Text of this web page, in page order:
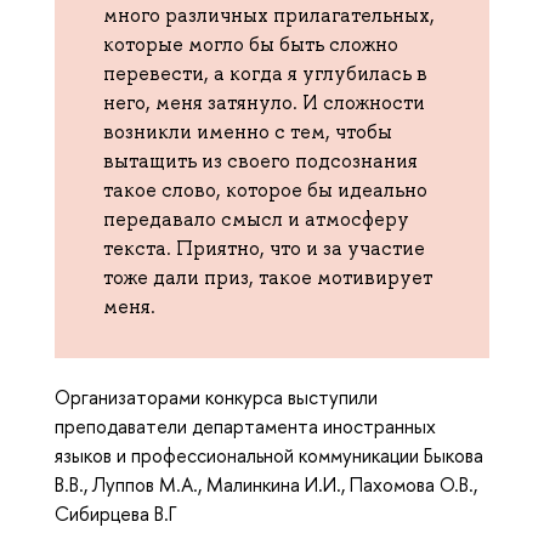
много различных прилагательных,
которые могло бы быть сложно
перевести, а когда я углубилась в
него, меня затянуло. И сложности
возникли именно с тем, чтобы
вытащить из своего подсознания
такое слово, которое бы идеально
передавало смысл и атмосферу
текста. Приятно, что и за участие
тоже дали приз, такое мотивирует
меня.
Организаторами конкурса выступили
преподаватели департамента иностранных
языков и профессиональной коммуникации Быкова
В.В., Луппов М.А., Малинкина И.И., Пахомова О.В.,
Сибирцева В.Г